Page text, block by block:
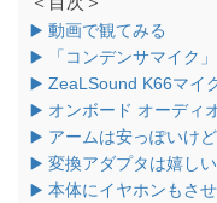
▶️ 動画で観てみる
▶️ 「コンデンサマイク
▶️ ZeaLSound K66マイ
▶️ オンボード オーディ
▶️ アームは安っぽいけ
▶️ 変換アダプタは嬉し
▶️ 本体にイヤホンもさ